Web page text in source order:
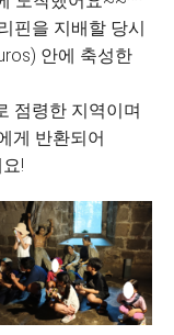
핀을 지배할 당시
안에 축성한
점령한 지역이며
게 반환되어
!